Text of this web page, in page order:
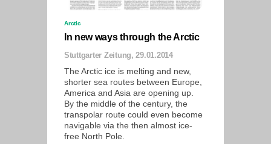
Arctic
In new ways through the Arctic
Stuttgarter Zeitung, 29.01.2014
The Arctic ice is melting and new,
shorter sea routes between Europe,
America and Asia are opening up.
By the middle of the century, the
transpolar route could even become
navigable via the then almost ice-
free North Pole.